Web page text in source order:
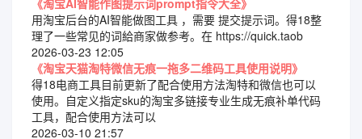
《淘宝AI智能作图提示词prompt指令大全》
用淘宝后台的AI智能做图工具 ，需要 提交提示词。得18整
理了一些常见的词給商家做参考。在 https://quick.taob
2026-03-23 12:05
《淘宝天猫淘特微信无痕一拖多二维码工具使用说明》
得18电商工具目前更新了配合使用方法淘特和微信也可以
使用。自定义指定sku的淘宝多链接专业生成无痕补单代码
工具，配合使用方法可以
2026-03-10 21:57